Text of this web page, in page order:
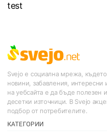
test
Svejo е социална мрежа,
новини, забавления,
на уебсайта е да бъде
десетки източници. В Svejo
подбор от потребителите.
КАТЕГОРИИ